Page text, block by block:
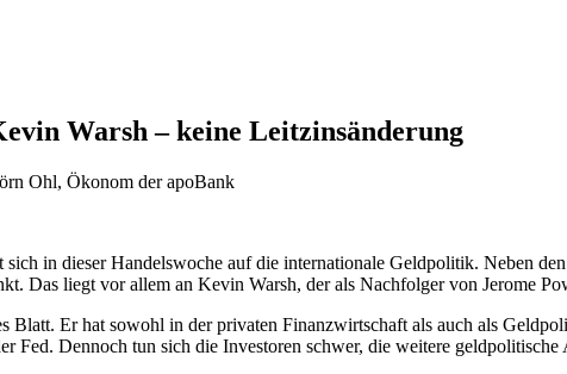
Warsh – keine Leitzinsänderung
Ohl, Ökonom der apoBank
in dieser Handelswoche auf die internationale Geldpolitik. Neben
Das liegt vor allem an Kevin Warsh, der als Nachfolger von Jerome
Blatt. Er hat sowohl in der privaten Finanzwirtschaft als auch als
Fed. Dennoch tun sich die Investoren schwer, die weitere